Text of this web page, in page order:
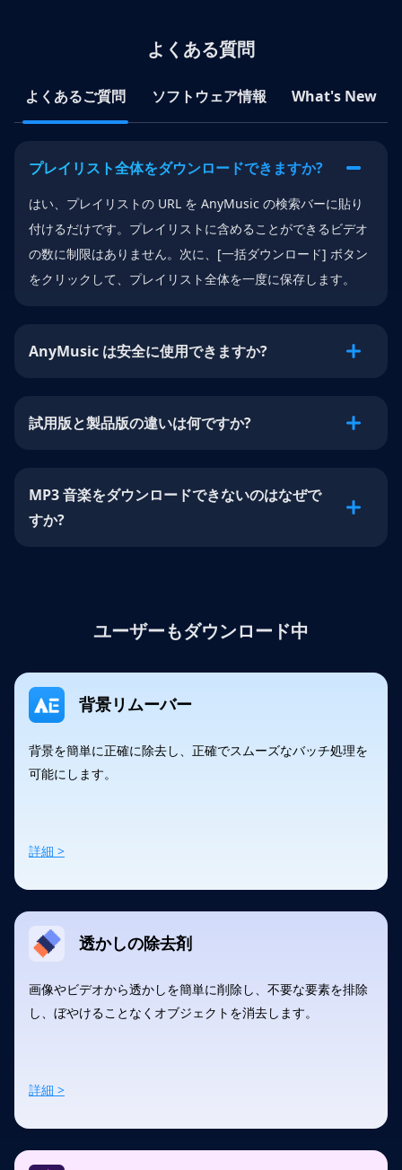
よくある質問
よくあるご質問 ソフトウェア情報 What's New
プレイリスト全体をダウンロードできますか?
はい、プレイリストの URL を AnyMusic の検索バーに貼り
付けるだけです。プレイリストに含めることができるビデオ
の数に制限はありません。次に、[一括ダウンロード] ボタン
をクリックして、プレイリスト全体を一度に保存します。
AnyMusic は安全に使用できますか?
試用版と製品版の違いは何ですか?
MP3 音楽をダウンロードできないのはなぜで
すか?
ユーザーもダウンロード中
背景リムーバー
背景を簡単に正確に除去し、正確でスムーズなバッチ処理を
可能にします。
詳細 >
透かしの除去剤
画像やビデオから透かしを簡単に削除し、不要な要素を排除
し、ぼやけることなくオブジェクトを消去します。
詳細 >